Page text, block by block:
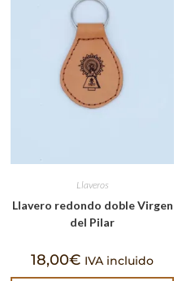
Llaveros
Llavero redondo doble Virgen
del Pilar
18,00€ IVA incluido